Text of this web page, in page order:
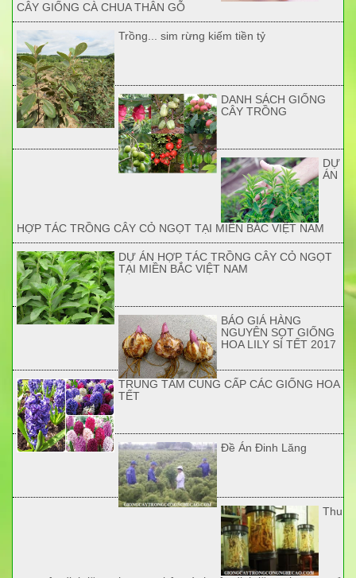
CÂY GIỐNG CÀ CHUA THÂN GỖ
Trồng... sim rừng kiếm tiền tỷ
DANH SÁCH GIỐNG
CÂY TRỒNG
DỰ
ÁN
HỢP TÁC TRỒNG CÂY CỎ NGỌT TẠI MIỀN BẮC VIỆT NAM
DỰ ÁN HỢP TÁC TRỒNG CÂY CỎ NGỌT
TẠI MIỀN BẮC VIỆT NAM
BÁO GIÁ HÀNG
NGUYÊN SỌT GIỐNG
HOA LILY SỈ TẾT 2017
TRUNG TÂM CUNG CẤP CÁC GIỐNG HOA
TẾT
Đề Án Đinh Lăng
Thu